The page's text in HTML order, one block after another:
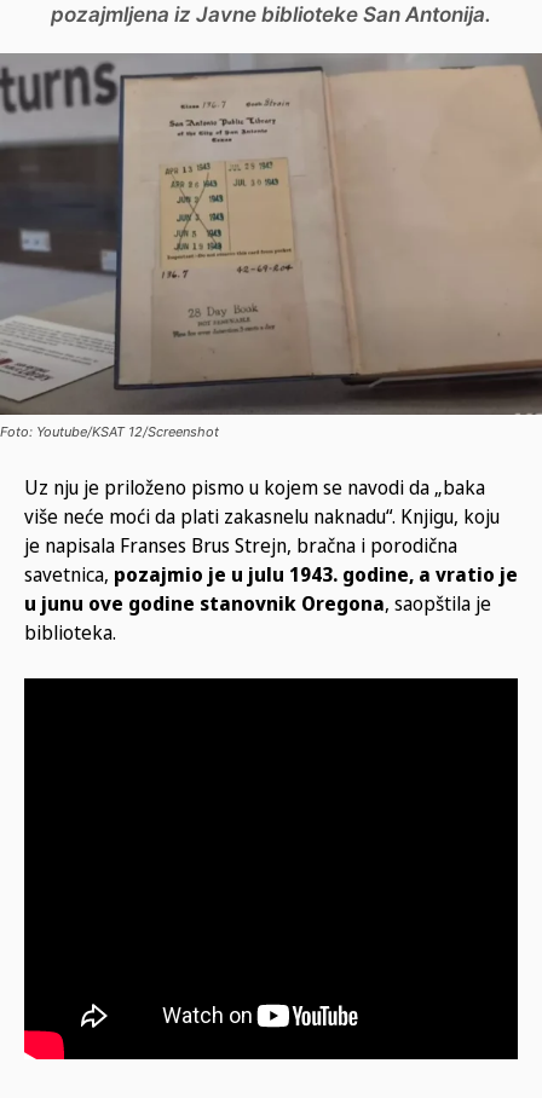
pozajmljena iz Javne biblioteke San Antonija.
Foto: Youtube/KSAT 12/Screenshot
Uz nju je priloženo pismo u kojem se navodi da „baka
više neće moći da plati zakasnelu naknadu“. Knjigu, koju
je napisala Franses Brus Strejn, bračna i porodična
savetnica, pozajmio je u julu 1943. godine, a vratio je
u junu ove godine stanovnik Oregona, saopštila je
biblioteka.